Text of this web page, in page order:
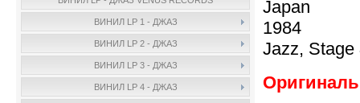
ВИНИЛ LP 1 - ДЖАЗ
ВИНИЛ LP 2 - ДЖАЗ
ВИНИЛ LP 3 - ДЖАЗ
ВИНИЛ LP 4 - ДЖАЗ
Japan
1984
Jazz, Stage